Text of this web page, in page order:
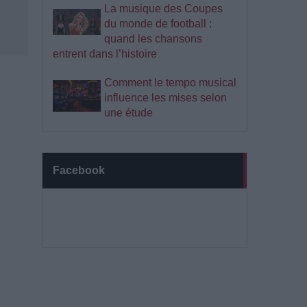
La musique des Coupes
du monde de football :
quand les chansons
entrent dans l’histoire
Comment le tempo musical
influence les mises selon
une étude
Facebook